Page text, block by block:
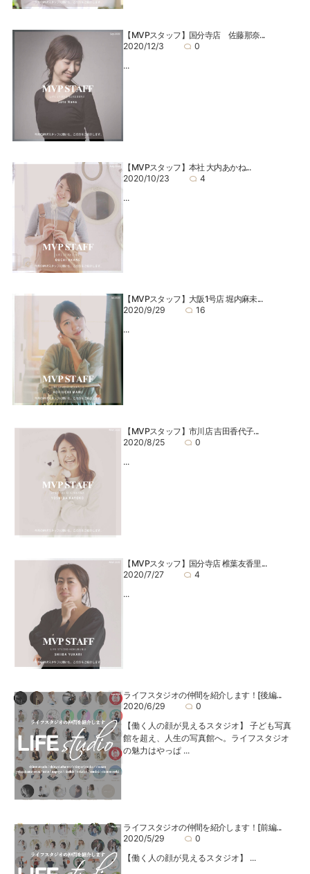
【MVPスタッフ】国分寺店 佐藤那奈...
2020/12/3
0
...
【MVPスタッフ】本社 大内あかね...
2020/10/23
4
...
【MVPスタッフ】大阪1号店 堀内麻未...
2020/9/29
16
...
【MVPスタッフ】市川店 吉田香代子...
2020/8/25
0
...
【MVPスタッフ】国分寺店 椎葉友香里...
2020/7/27
4
...
ライフスタジオの仲間を紹介します！[後編...
2020/6/29
0
【働く人の顔が見えるスタジオ】 子ども写真
館を超え、人生の写真館へ。ライフスタジオ
の魅力はやっぱ ...
ライフスタジオの仲間を紹介します！[前編...
2020/5/29
0
【働く人の顔が見えるスタジオ】 ...